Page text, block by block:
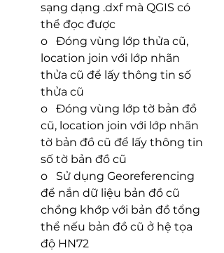
sạng dạng .dxf mà QGIS có
thể đọc được
o   Đóng vùng lớp thửa cũ,
location join với lớp nhãn
thửa cũ để lấy thông tin số
thửa cũ
o   Đóng vùng lớp tờ bản đồ
cũ, location join với lớp nhãn
tờ bản đồ cũ để lấy thông tin
số tờ bản đồ cũ
o   Sử dụng Georeferencing
để nắn dữ liệu bản đồ cũ
chồng khớp với bản đồ tổng
thể nếu bản đồ cũ ở hệ tọa
độ HN72